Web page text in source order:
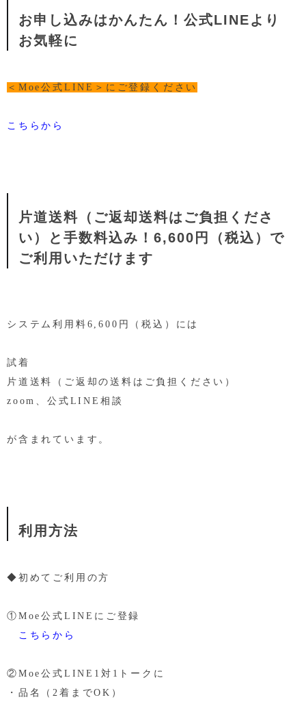
お申し込みはかんたん！公式LINEより
お気軽に
＜Moe公式LINE＞にご登録ください
こちらから
片道送料（ご返却送料はご負担くださ
い）と手数料込み！6,600円（税込）で
ご利用いただけます
システム利用料6,600円（税込）には
試着
片道送料（ご返却の送料はご負担ください）
zoom、公式LINE相談
が含まれています。
利用方法
◆初めてご利用の方
①Moe公式LINEにご登録
こちらから
②Moe公式LINE1対1トークに
・品名（2着までOK）